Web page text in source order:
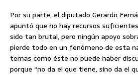
Por su parte, el diputado Gerardo
apuntó que no hay recursos
sido tan brutal, pero ningún apoyo
pierde todo en un fenómeno de esta
temas como éste no puede haber
porque “no da el que tiene, sino da el